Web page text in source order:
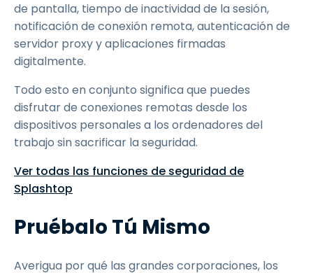
de pantalla, tiempo de inactividad de la sesión,
notificación de conexión remota, autenticación de
servidor proxy y aplicaciones firmadas
digitalmente.
Todo esto en conjunto significa que puedes
disfrutar de conexiones remotas desde los
dispositivos personales a los ordenadores del
trabajo sin sacrificar la seguridad.
Ver todas las funciones de seguridad de
Splashtop
Pruébalo Tú Mismo
Averigua por qué las grandes corporaciones, los